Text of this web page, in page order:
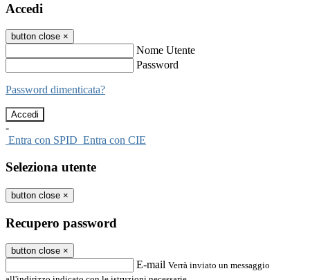
Accedi
button close ×
Nome Utente
Password
Password dimenticata?
-
Entra con SPID Entra con CIE
Seleziona utente
button close ×
Recupero password
button close ×
E-mail Verrà inviato un messaggio